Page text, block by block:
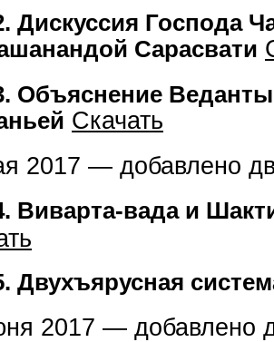
Дискуссия Господа
Сарасвати
Объяснение
Скачать
2017 — добавлено
Виварта-вада и
Двухъярусная
2017 — добавлено